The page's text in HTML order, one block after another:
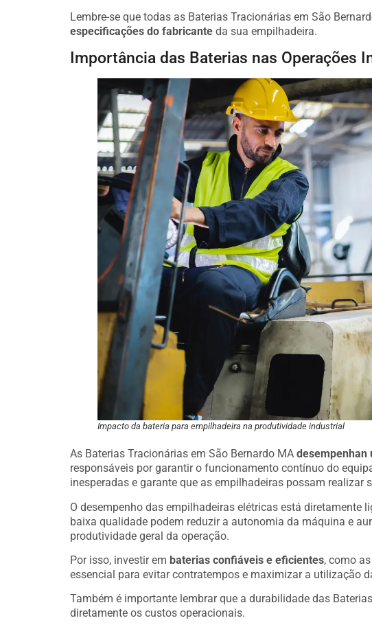
Lembre-se que todas as Baterias Tracionárias em São
especificações do fabricante da sua empilhadeira.
Importância das Baterias nas Operações
Impacto da bateria para empilhadeira na produtividade industrial
As Baterias Tracionárias em São Bernardo MA desempenhan
responsáveis por garantir o funcionamento contínuo do
inesperadas e garante que as empilhadeiras possam realizar
O desempenho das empilhadeiras elétricas está diretamente
baixa qualidade podem reduzir a autonomia da máquina e
produtividade geral da operação.
Por isso, investir em baterias confiáveis e eficientes, como
essencial para evitar contratempos e maximizar a utilização
Também é importante lembrar que a durabilidade das
diretamente os custos operacionais.